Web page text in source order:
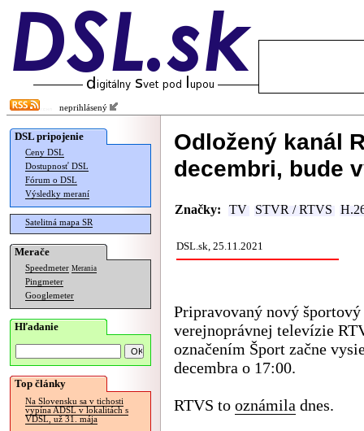
neprihlásený
DSL pripojenie
Ceny DSL
Dostupnosť DSL
Fórum o DSL
Výsledky meraní
Satelitná mapa SR
Merače
Speedmeter Merania
Pingmeter
Googlemeter
Hľadanie
Top články
Na Slovensku sa v tichosti
vypína ADSL v lokalitách s
VDSL, už 31. mája
Odložený kanál
decembri, bude
Značky: TV STVR / RTVS
DSL.sk, 25.11.2021
Pripravovaný nový športový
verejnoprávnej televízie
označením Šport začne
decembra o 17:00.
RTVS to oznámila dnes.